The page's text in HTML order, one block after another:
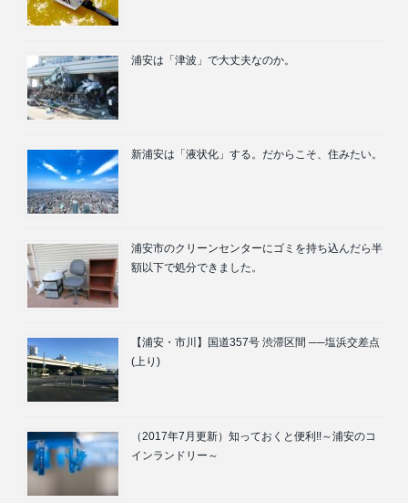
浦安は「津波」で大丈夫なのか。
新浦安は「液状化」する。だからこそ、住みたい。
浦安市のクリーンセンターにゴミを持ち込んだら半
額以下で処分できました。
【浦安・市川】国道357号 渋滞区間 ──塩浜交差点
(上り)
（2017年7月更新）知っておくと便利!!～浦安のコ
インランドリー～